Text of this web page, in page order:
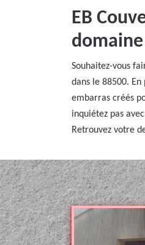
EB
Souhaitez-vous
dans le 88500.
embarras créés
inquiétez pas
Retrouvez votre